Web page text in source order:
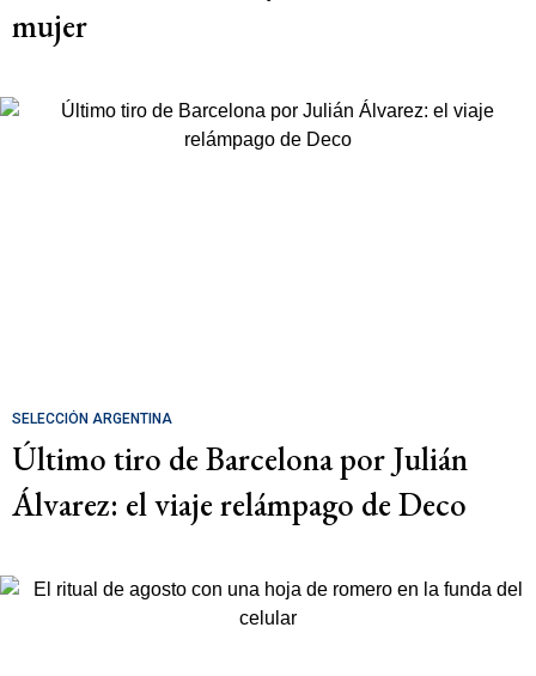
mujer
SELECCIÓN ARGENTINA
Último tiro de Barcelona por Julián
Álvarez: el viaje relámpago de Deco